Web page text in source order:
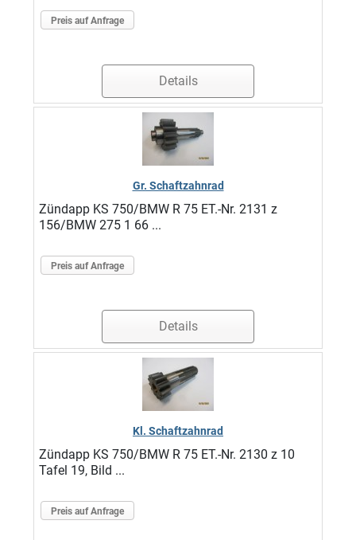
Preis auf Anfrage
Details
Gr. Schaftzahnrad
Zündapp KS 750/BMW R 75 ET.-Nr. 2131 z
156/BMW 275 1 66 ...
Preis auf Anfrage
Details
Kl. Schaftzahnrad
Zündapp KS 750/BMW R 75 ET.-Nr. 2130 z 10
Tafel 19, Bild ...
Preis auf Anfrage